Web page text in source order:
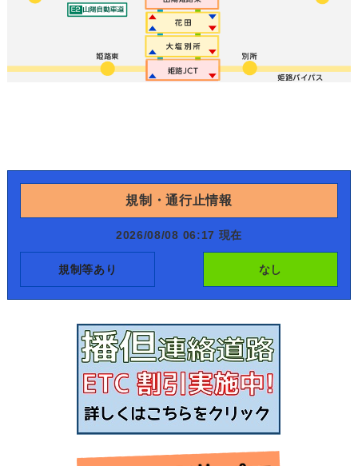
規制・通行止情報
2026/08/08 06:17 現在
規制等あり なし